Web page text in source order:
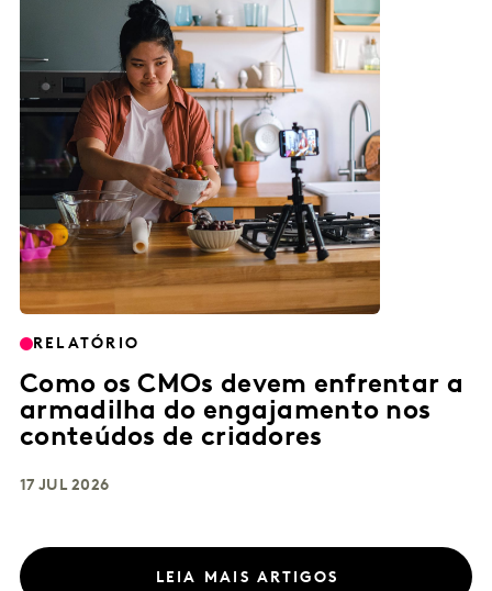
RELATÓRIO
Como os CMOs devem enfrentar a
armadilha do engajamento nos
conteúdos de criadores
17 JUL 2026
LEIA MAIS ARTIGOS